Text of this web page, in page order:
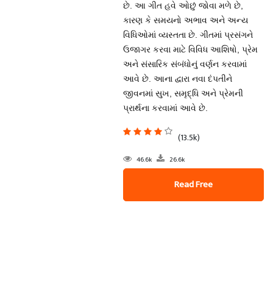
છે. આ ગીત હવે ઓછું જોવા મળે છે,
કારણ કે સમયનો અભાવ અને અન્ય
વિધિઓમાં વ્યસ્તતા છે. ગીતમાં પ્રસંગને
ઉજાગર કરવા માટે વિવિધ આશિષો, પ્રેમ
અને સંસારિક સંબંધોનું વર્ણન કરવામાં
આવે છે. આના દ્વારા નવા દંપતીને
જીવનમાં સુખ, સમૃદ્ધિ અને પ્રેમની
પ્રાર્થના કરવામાં આવે છે.
(13.5k)
46.6k 26.6k
Read Free